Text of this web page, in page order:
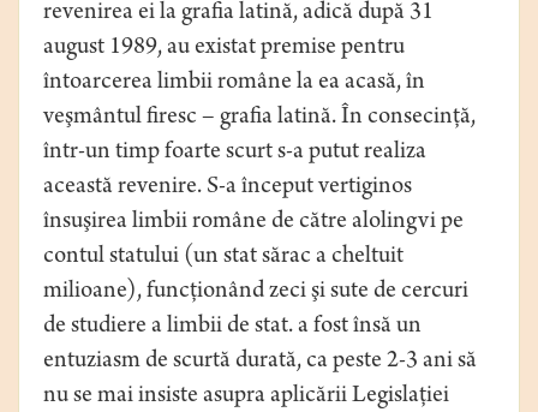
revenirea ei la grafia latină, adică după 31
august 1989, au existat premise pentru
întoarcerea limbii române la ea acasă, în
veşmântul firesc – grafia latină. În consecinţă,
într-un timp foarte scurt s-a putut realiza
această revenire. S-a început vertiginos
însuşirea limbii române de către alolingvi pe
contul statului (un stat sărac a cheltuit
milioane), funcţionând zeci şi sute de cercuri
de studiere a limbii de stat. a fost însă un
entuziasm de scurtă durată, ca peste 2-3 ani să
nu se mai insiste asupra aplicării Legislaţiei